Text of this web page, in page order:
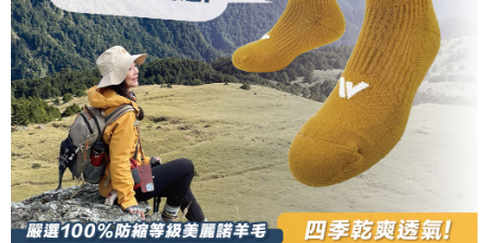
[Arahan Pembayaran]
Pembayaran ansuran melalui OP Pay Later akan dibilkan secara
berasingan dan tidak termasuk dalam bil telekom anda. SMS peringatan
pembayaran akan dihantar selepas kitaran bil bulanan.
Selepas mengakses bil melalui pautan dalam SMS, anda boleh
menyelesaikan pembayaran anda melalui salah satu saluran berikut: kod
bar kedai serbaneka, kedai runcit Taiwan Mobile, pemindahan bank,
JKOPay, atau iPASS MONEY.
[Nota Penting]
Tempoh pembayaran dikira dari masa kedai meminta pembayaran anda,
ditambah dengan bilangan hari yang boleh dilanjutkan oleh AFTEE. Anda
boleh melanjutkan tempoh pembayaran anda sebelum anda menerima
pesanan. Walau bagaimanapun, tiada jaminan bahawa anda boleh
menerima pesanan anda semasa tempoh pembayaran (cth.: produk
prapesanan atau produk yang mungkin mengambil masa yang lebih
lama untuk dihantar). Oleh itu, anda dikehendaki membuat pembayaran
kepada AFTEE dalam tempoh sama ada anda menerima pesanan.
Kedua, Sekatan Pembayaran
1. Jumlah yang diperakui untuk pengguna kali pertama boleh sehingga
NT$1,000 atau lebih
付款後7-11取貨
NT$100/pesanan | Penghantaran percuma untuk pesanan
NT$1,000 atau lebih
宅配
NT$100/pesanan | Penghantaran percuma untuk pesanan
NT$1,000 atau lebih